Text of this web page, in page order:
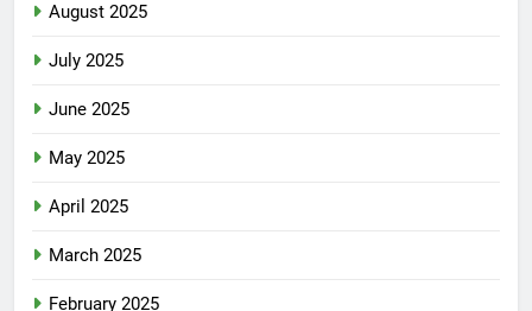
August 2025
July 2025
June 2025
May 2025
April 2025
March 2025
February 2025